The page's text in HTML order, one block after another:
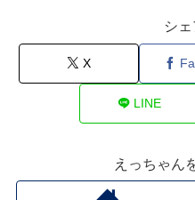
シ
X
LINE
えっちゃん